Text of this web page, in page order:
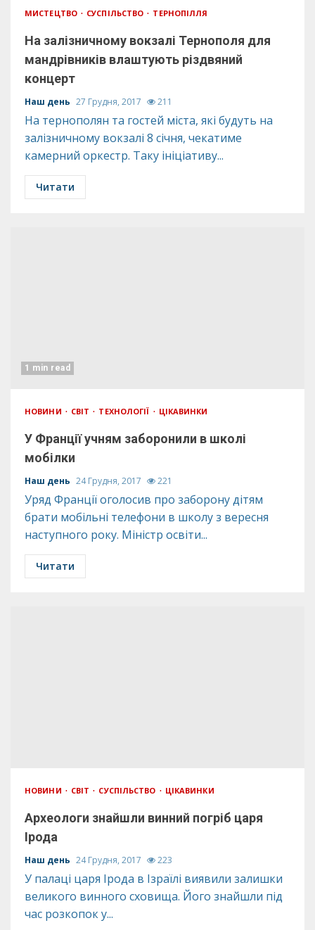
МИСТЕЦТВО СУСПІЛЬСТВО ТЕРНОПІЛЛЯ
На залізничному вокзалі Тернополя для
мандрівників влаштують різдвяний
концерт
Наш день 27 Грудня, 2017 211
На тернополян та гостей міста, які будуть на
залізничному вокзалі 8 січня, чекатиме
камерний оркестр. Таку ініціативу...
Читати
1 min read
НОВИНИ СВІТ ТЕХНОЛОГІЇ ЦІКАВИНКИ
У Франції учням заборонили в школі
мобілки
Наш день 24 Грудня, 2017 221
Уряд Франції оголосив про заборону дітям
брати мобільні телефони в школу з вересня
наступного року. Міністр освіти...
Читати
НОВИНИ СВІТ СУСПІЛЬСТВО ЦІКАВИНКИ
Археологи знайшли винний погріб царя
Ірода
Наш день 24 Грудня, 2017 223
У палаці царя Ірода в Ізраїлі виявили залишки
великого винного сховища. Його знайшли під
час розкопок у...